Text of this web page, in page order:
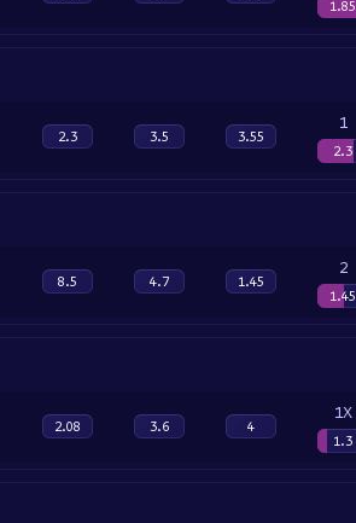
1.85
2.3 3.5 3.55
1
2.3
8.5 4.7 1.45
2
1.45
2.08 3.6 4
1X
1.3